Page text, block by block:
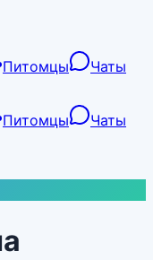
Питомцы
Чаты
Питомцы
Чаты